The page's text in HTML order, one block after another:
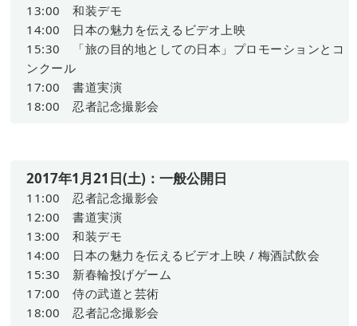
13:00 和装デモ
14:00 日本の魅力を伝えるビデオ上映
15:30 「旅の目的地としての日本」プロモーションとコ
ンクール
17:00 書道実演
18:00 忍者記念撮影会
2017年1月21日(土)：一般公開日
11:00 忍者記念撮影会
12:00 書道実演
13:00 和装デモ
14:00 日本の魅力を伝えるビデオ上映 / 梅酒試飲会
15:30 新春輪投げゲーム
17:00 侍の武道と芸術
18:00 忍者記念撮影会